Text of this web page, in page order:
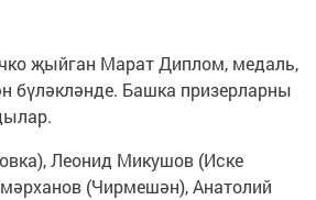
җыйган Марат Диплом, медаль,
бүләкләнде. Башка призерларны
Леонид Микушов (Иске
(Чирмешән), Анатолий